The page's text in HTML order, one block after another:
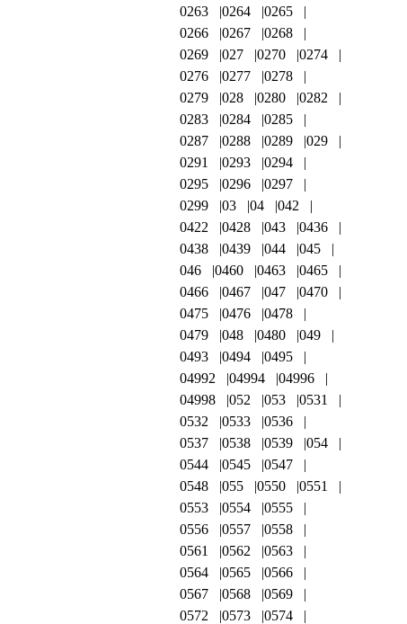
0263
0264
0265
0266
0267
0268
0269
027 0270
0274
0276
0277
0278
0279
028 0280
0282
0283
0284
0285
0287
0288 0289
029
0291
0293
0294
0295
0296
0297
0299
03 04
042
0422
0428 043
0436
0438
0439 044
045
046
0460 0463
0465
0466
0467 047
0470
0475
0476
0478
0479
048 0480
049
0493
0494
0495
04992
04994
04996
04998
052 053
0531
0532
0533
0536
0537
0538 0539
054
0544
0545
0547
0548
055 0550
0551
0553
0554
0555
0556
0557
0558
0561
0562
0563
0564
0565
0566
0567
0568
0569
0572
0573
0574